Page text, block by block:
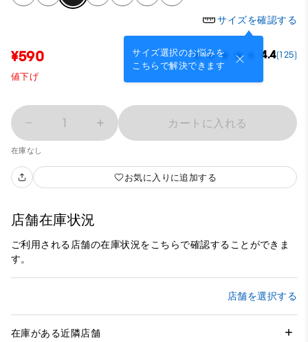
サイズを確認する
サイズ選択のお悩みを
こちらで解決できます
¥590 4.4(125)
値下げ
1 カートに入れる
在庫なし
お気に入りに追加する
店舗在庫状況
ご利用される店舗の在庫状況をこちらで確認することができま
す。
店舗を選択する
在庫がある近隣店舗